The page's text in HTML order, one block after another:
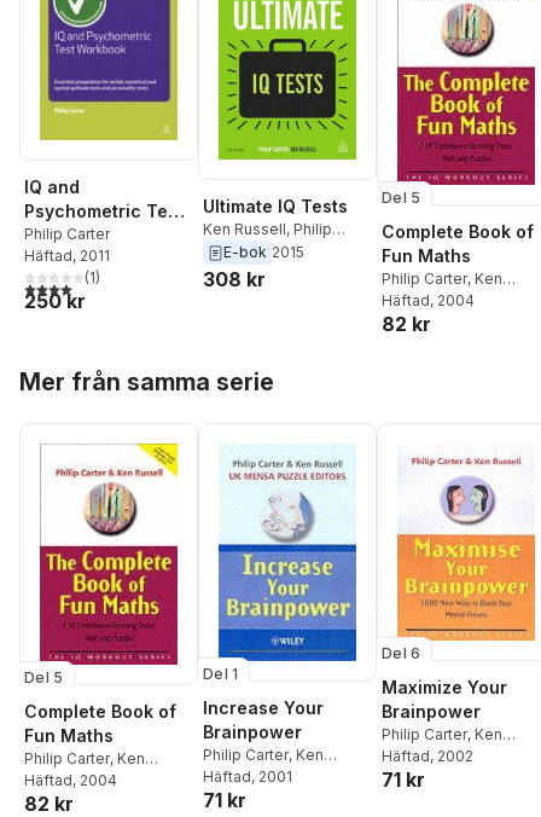
IQ and
Psychometric Test
Workbook
Philip Carter
Häftad, 2011
4,0utav 5 stjärnor. Totalt antal röster:
(1)
250 kr
Ultimate IQ Tests
Ken Russell, Philip
Carter
E-bok 2015
308 kr
Del 5
Complete Book of
Fun Maths
Philip Carter, Ken
Russell
Häftad, 2004
82 kr
Mer från samma serie
Del 5
Complete Book of
Fun Maths
Philip Carter, Ken
Russell
Häftad, 2004
82 kr
Del 1
Increase Your
Brainpower
Philip Carter, Ken
Russell
Häftad, 2001
71 kr
Del 6
Maximize Your
Brainpower
Philip Carter, Ken
Russell
Häftad, 2002
71 kr